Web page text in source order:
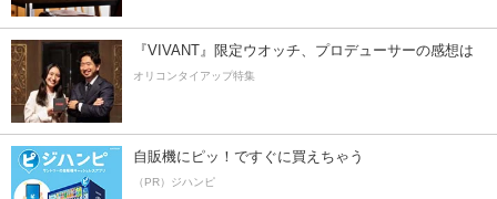
『VIVANT』限定ウオッチ、プロデューサーの感想は
オリコンタイアップ特集
自販機にピッ！ですぐに買えちゃう
（PR）ジハンピ